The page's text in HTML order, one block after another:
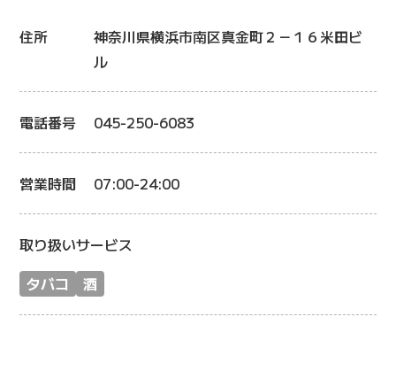
住所
神奈川県横浜市南区真金町２－１６米田ビ
ル
電話番号 045-250-6083
営業時間 07:00-24:00
取り扱いサービス
タバコ
酒